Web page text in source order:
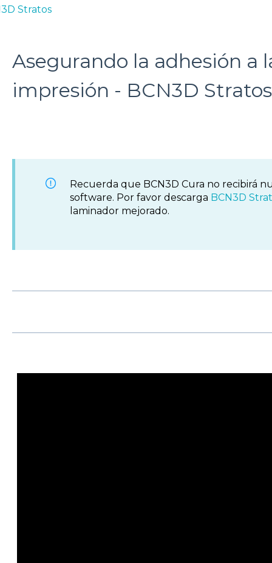
Stratos
Asegurando la adhesión a
impresión - BCN3D Stratos
Recuerda que BCN3D Cura no recibirá
software. Por favor descarga BCN3D
laminador mejorado.